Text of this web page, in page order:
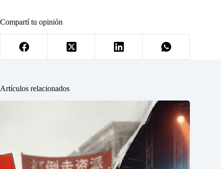
Compartí tu opinión
Artículos relacionados